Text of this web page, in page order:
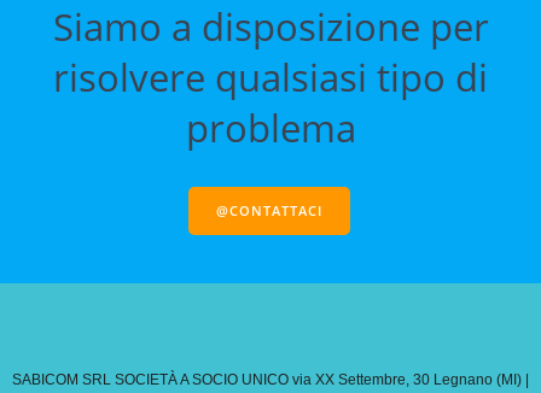
Scopri di più>>
Siamo a disposizione per
risolvere qualsiasi tipo di
problema
@CONTATTACI
SABICOM SRL SOCIETÀ A SOCIO UNICO via XX Settembre, 30 Legnano (MI) |